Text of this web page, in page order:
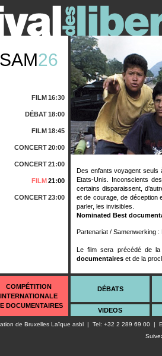
SAM26
FILM16:30
DÉBAT18:00
FILM18:45
CONCERT20:00
CONCERT21:00
FILM21:00
CONCERT23:00
Des enfants voyagent seuls
Etats-Unis. Inconscients
certains disparaissent,
et de courage, de déception
parler, les invisibles.
Nominated Best
Partenariat / Samenwerking :
Le film sera précédé de
documentaires et de la
COMPÉTITION
INTERNATIONALE
DOCUMENTAIRES
DÉBATS
VIDEOS
de Bruxelles Laïque asbl| Tel: +32 2 289 69 00 |